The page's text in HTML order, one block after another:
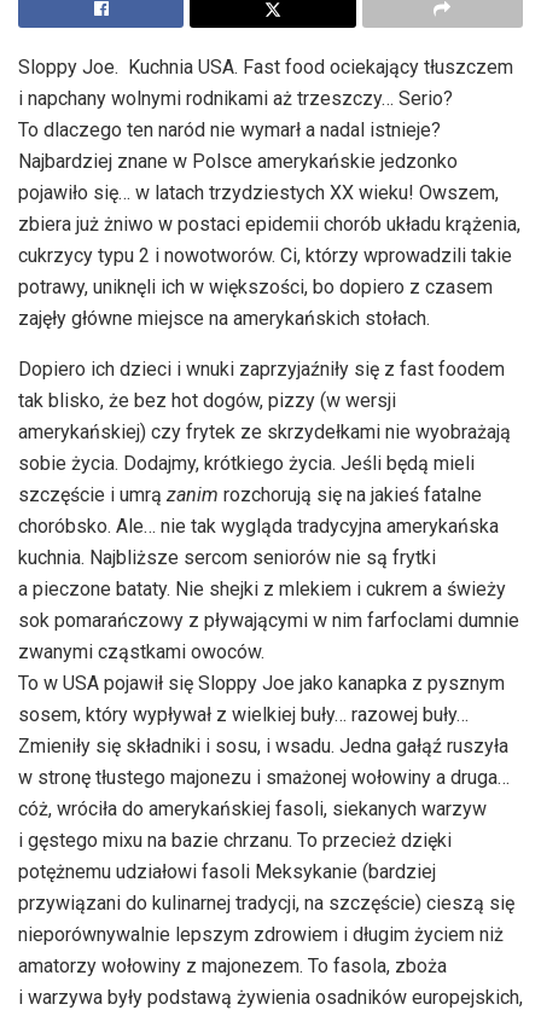
Sloppy Joe. Kuchnia USA. Fast food ociekający tłuszczem
i napchany wolnymi rodnikami aż trzeszczy… Serio?
To dlaczego ten naród nie wymarł a nadal istnieje?
Najbardziej znane w Polsce amerykańskie jedzonko
pojawiło się… w latach trzydziestych XX wieku! Owszem,
zbiera już żniwo w postaci epidemii chorób układu krążenia,
cukrzycy typu 2 i nowotworów. Ci, którzy wprowadzili takie
potrawy, uniknęli ich w większości, bo dopiero z czasem
zajęły główne miejsce na amerykańskich stołach.
Dopiero ich dzieci i wnuki zaprzyjaźniły się z fast foodem
tak blisko, że bez hot dogów, pizzy (w wersji
amerykańskiej) czy frytek ze skrzydełkami nie wyobrażają
sobie życia. Dodajmy, krótkiego życia. Jeśli będą mieli
szczęście i umrą zanim rozchorują się na jakieś fatalne
choróbsko. Ale… nie tak wygląda tradycyjna amerykańska
kuchnia. Najbliższe sercom seniorów nie są frytki
a pieczone bataty. Nie shejki z mlekiem i cukrem a świeży
sok pomarańczowy z pływającymi w nim farfoclami dumnie
zwanymi cząstkami owoców.
To w USA pojawił się Sloppy Joe jako kanapka z pysznym
sosem, który wypływał z wielkiej buły… razowej buły…
Zmieniły się składniki i sosu, i wsadu. Jedna gałąź ruszyła
w stronę tłustego majonezu i smażonej wołowiny a druga…
cóż, wróciła do amerykańskiej fasoli, siekanych warzyw
i gęstego mixu na bazie chrzanu. To przecież dzięki
potężnemu udziałowi fasoli Meksykanie (bardziej
przywiązani do kulinarnej tradycji, na szczęście) cieszą się
nieporównywalnie lepszym zdrowiem i długim życiem niż
amatorzy wołowiny z majonezem. To fasola, zboża
i warzywa były podstawą żywienia osadników europejskich,